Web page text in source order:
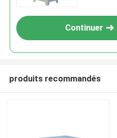
Continuer
produits recommandés